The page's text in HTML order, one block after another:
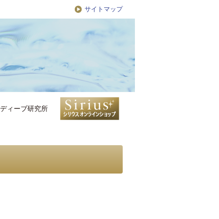
サイトマップ
ディーブ研究所